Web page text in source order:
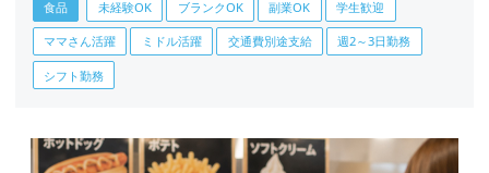
食品 未経験OK ブランクOK 副業OK 学生歓迎
ママさん活躍 ミドル活躍 交通費別途支給 週2～3日勤務
シフト勤務